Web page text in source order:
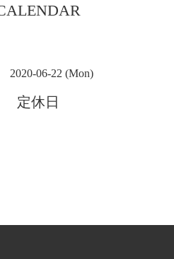
2020-06-22 (Mon)
定休日